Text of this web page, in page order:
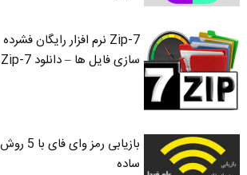
7-Zip نرم افزار رایگان فشرده
سازی فایل ها – دانلود 7-Zip
بازیابی رمز وای فای با 5 روش
ساده